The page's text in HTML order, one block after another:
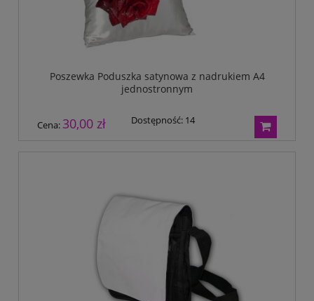
Poszewka Poduszka satynowa z nadrukiem A4
jednostronnym
Cena: 30,00 zł Dostępność: 14